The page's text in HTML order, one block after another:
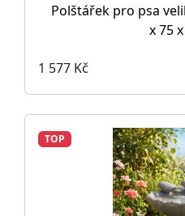
Polštářek pro psa
x 75
1 577 Kč
TOP